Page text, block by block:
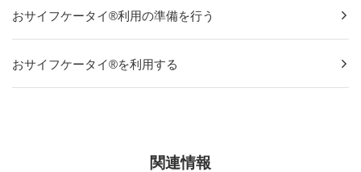
おサイフケータイ®利用の準備を行う
おサイフケータイ®を利用する
関連情報